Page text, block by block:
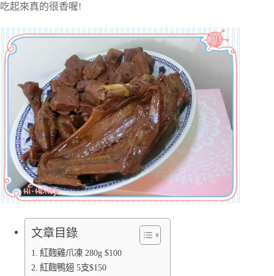
吃起來真的很香喔!
文章目錄
紅麴雞爪凍 280g $100
紅麴鴨翅 5支$150